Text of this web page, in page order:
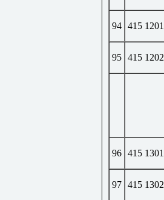
94 415 1201
95 415 1202
96 415 1301
97 415 1302